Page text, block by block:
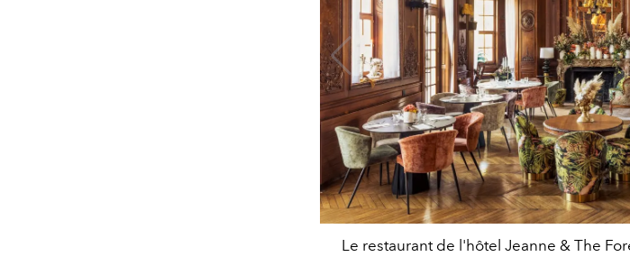
Le restaurant de l'hôtel Jeanne & The